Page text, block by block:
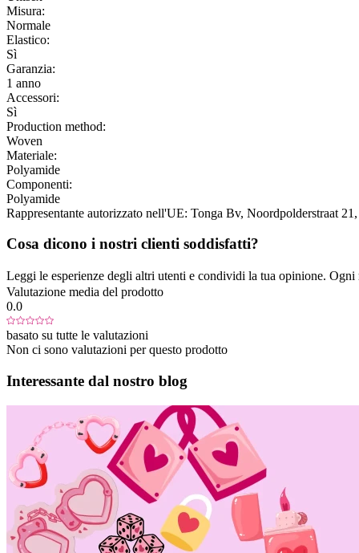
Misura:
Normale
Elastico:
Sì
Garanzia:
1 anno
Accessori:
Sì
Production method:
Woven
Materiale:
Polyamide
Componenti:
Polyamide
Rappresentante autorizzato nell'UE: Tonga Bv, Noordpolderstraat 21
Cosa dicono i nostri clienti soddisfatti?
Leggi le esperienze degli altri utenti e condividi la tua opinione.
Valutazione media del prodotto
0.0
basato su tutte le valutazioni
Non ci sono valutazioni per questo prodotto
Interessante dal nostro blog